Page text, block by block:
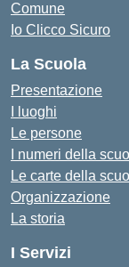
Comune
Io Clicco Sicuro
La Scuola
Presentazione
I luoghi
Le persone
I numeri della
Le carte della
Organizzazione
La storia
I Servizi